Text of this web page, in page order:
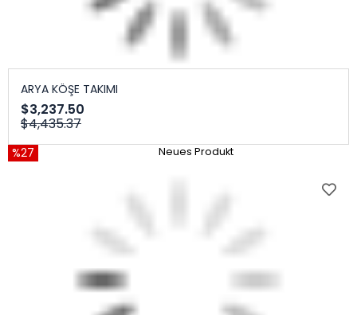
ARYA KÖŞE TAKIMI
$3,237.50
$4,435.37
%27 Neues Produkt